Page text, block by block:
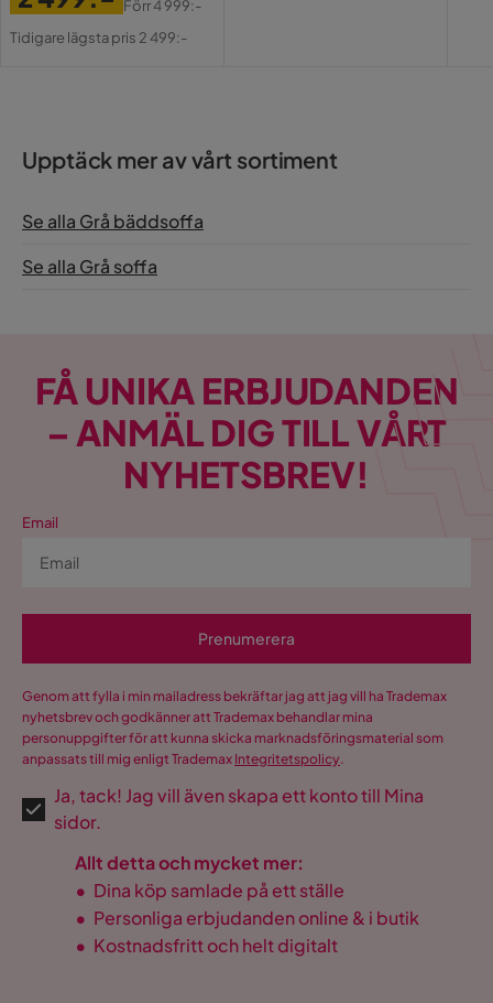
Pris
Original
Förr4 999:-
Tidigare lägsta pris 2 499:-
Upptäck mer av vårt sortiment
Se alla Grå bäddsoffa
Se alla Grå soffa
FÅ UNIKA ERBJUDANDEN
– ANMÄL DIG TILL VÅRT
NYHETSBREV!
Email
Prenumerera
Genom att fylla i min mailadress bekräftar jag att jag vill ha Trademax
nyhetsbrev och godkänner att Trademax behandlar mina
personuppgifter för att kunna skicka marknadsföringsmaterial som
anpassats till mig enligt Trademax Integritetspolicy.
Ja, tack! Jag vill även skapa ett konto till Mina
sidor.
Allt detta och mycket mer:
• Dina köp samlade på ett ställe
• Personliga erbjudanden online & i butik
• Kostnadsfritt och helt digitalt